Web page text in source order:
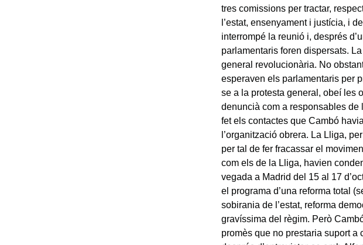
tres comissions per tractar,
l’estat, ensenyament i justícia, i
interrompé la reunió i, després
parlamentaris foren dispersats.
general revolucionària. No
esperaven els parlamentaris per
se a la protesta general, obeí les
denuncià com a responsables de
fet els contactes que Cambó
l’organització obrera. La Lliga,
per tal de fer fracassar el
com els de la Lliga, havien
vegada a Madrid del 15 al 17
el programa d’una reforma total
sobirania de l’estat, reforma
gravíssima del règim. Però
promès que no prestaria suport a